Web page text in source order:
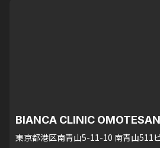
BIANCA CLINIC
東京都港区南青山5-11-10 南青山511